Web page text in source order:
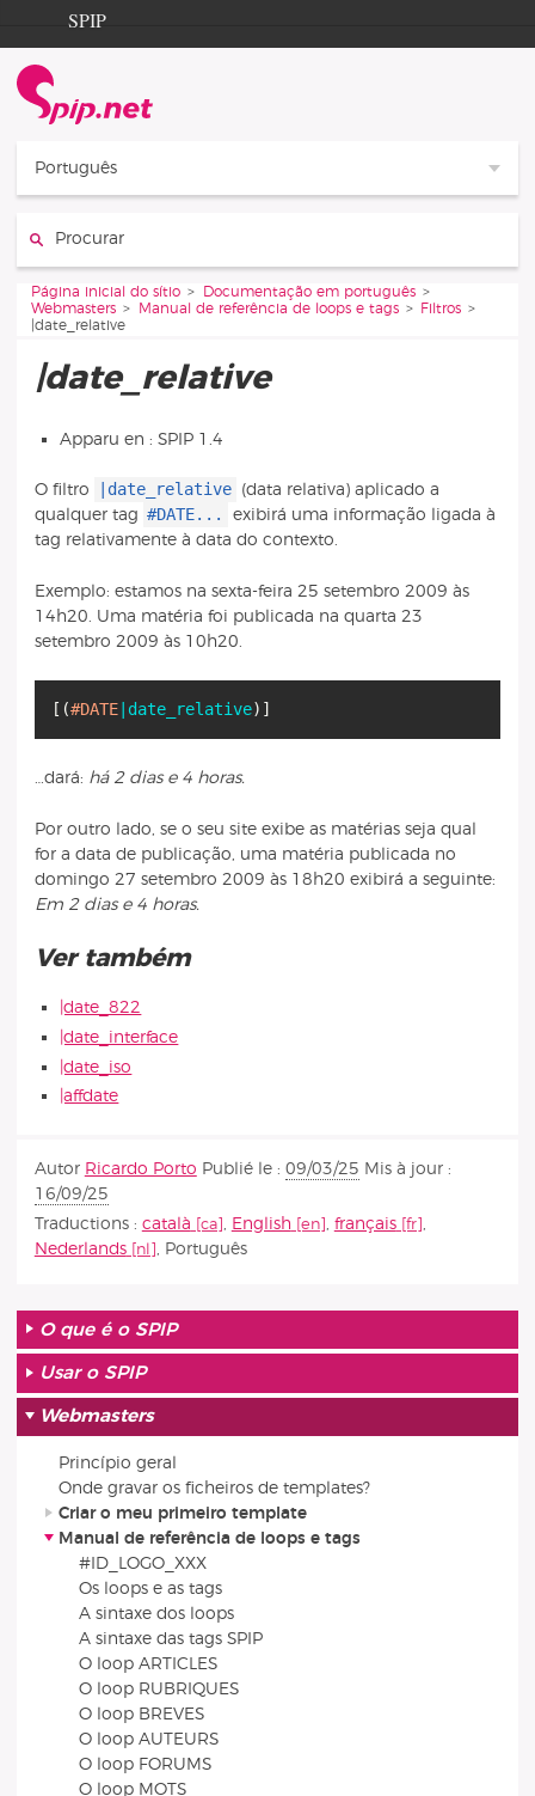
Aller au contenu
Aller à la navigation
SPIP
Documentation
Contribution
Português
Vous êtes ici :
Página inicial do sítio
Documentação em português
Webmasters
Manual de referência de loops e tags
Filtros
|date_relative
|date_relative
Apparu en : SPIP 1.4
O filtro |date_relative (data relativa) aplicado a
qualquer tag #DATE...
exibirá uma informação ligada à
tag relativamente à data do contexto.
Exemplo: estamos na sexta-feira 25 setembro 2009 às
14h20. Uma matéria foi publicada na quarta 23
setembro 2009 às 10h20.
[ (#DATE |date_relative) ]
…dará: há 2 dias e 4 horas.
Por outro lado, se o seu site exibe as matérias seja qual
for a data de publicação, uma matéria publicada no
domingo 27 setembro 2009 às 18h20 exibirá a seguinte:
Em 2 dias e 4 horas.
Ver também
|date_822
|date_interface
|date_iso
|affdate
Autor Ricardo Porto Publié le : 09/03/25 Mis à jour :
16/09/25
Traductions : català , English , français
,
Nederlands
, Português
O que é o SPIP
Usar o SPIP
Webmasters
Princípio geral
Onde gravar os ficheiros de templates?
Criar o meu primeiro template
Manual de referência de loops e tags
#ID_LOGO_XXX
Os loops e as tags
A sintaxe dos loops
A sintaxe das tags SPIP
O loop ARTICLES
O loop RUBRIQUES
O loop BREVES
O loop AUTEURS
O loop FORUMS
O loop MOTS